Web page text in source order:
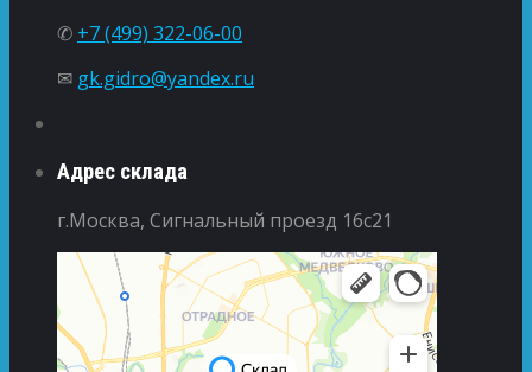
✆ +7 (499) 322-06-00
✉ gk.gidro@yandex.ru
Адрес склада
г.Москва, Сигнальный проезд 16с21